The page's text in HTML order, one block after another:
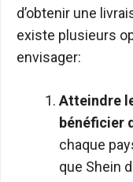
d’obtenir une
existe plusieurs
envisager:
Atteindre
bénéficier
chaque
que Shein